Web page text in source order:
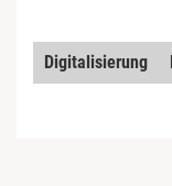
Digitalisierung